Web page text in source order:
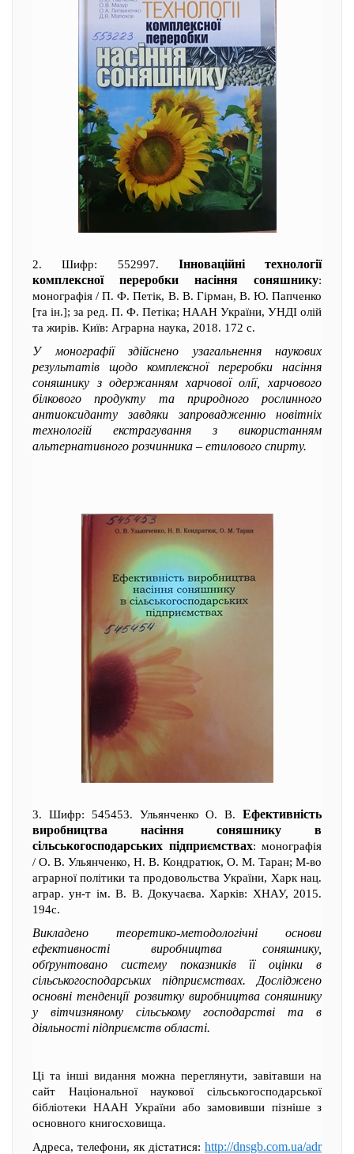
2. Шифр: 552997. Інноваційні технології
комплексної переробки насіння соняшнику:
монографія / П. Ф. Петік, В. В. Гірман, В. Ю. Папченко
[та ін.]; за ред. П. Ф. Петіка; НААН України, УНДІ олій
та жирів. Київ: Аграрна наука, 2018. 172 с.
У монографії здійснено узагальнення наукових
результатів щодо комплексної переробки насіння
соняшнику з одержанням харчової олії, харчового
білкового продукту та природного рослинного
антиоксиданту завдяки запровадженню новітніх
технологій екстрагування з використанням
альтернативного розчинника – етилового спирту.
3. Шифр: 545453. Ульянченко О. В. Ефективність
виробництва насіння соняшнику в
сільськогосподарських підприємствах: монографія
/ О. В. Ульянченко, Н. В. Кондратюк, О. М. Таран; М-во
аграрної політики та продовольства України, Харк нац.
аграр. ун-т ім. В. В. Докучаєва. Харків: ХНАУ, 2015.
194с.
Викладено теоретико-методологічні основи
ефективності виробництва соняшнику,
обґрунтовано систему показників її оцінки в
сільськогосподарських підприємствах. Досліджено
основні тенденції розвитку виробництва соняшнику
у вітчизняному сільському господарстві та в
діяльності підприємств області.
Ці та інші видання можна переглянути, завітавши на
сайт Національної наукової сільськогосподарської
бібліотеки НААН України або замовивши пізніше з
основного книгосховища.
Адреса, телефони, як дістатися: http://dnsgb.com.ua/adr